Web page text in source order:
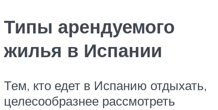
Типы арендуемого
жилья в Испании
Тем, кто едет в Испанию отдыхать,
целесообразнее рассмотреть